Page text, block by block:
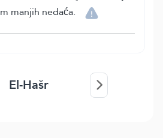
manjih nedaća.
El-Hašr